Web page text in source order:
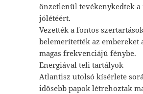
önzetlenül tevékenykedtek a
jólétéért.
Vezették a fontos
belemerítették az embereket
magas frekvenciájú fénybe.
Energiával teli tartályok
Atlantisz utolsó kísérlete
idősebb papok létrehoztak